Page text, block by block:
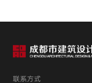
联系方式